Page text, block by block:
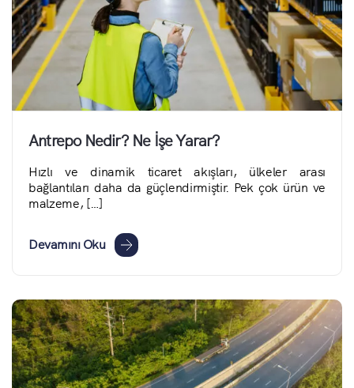
Antrepo Nedir? Ne İşe Yarar?
Hızlı ve dinamik ticaret akışları, ülkeler arası
bağlantıları daha da güçlendirmiştir. Pek çok ürün ve
malzeme, […]
Devamını Oku